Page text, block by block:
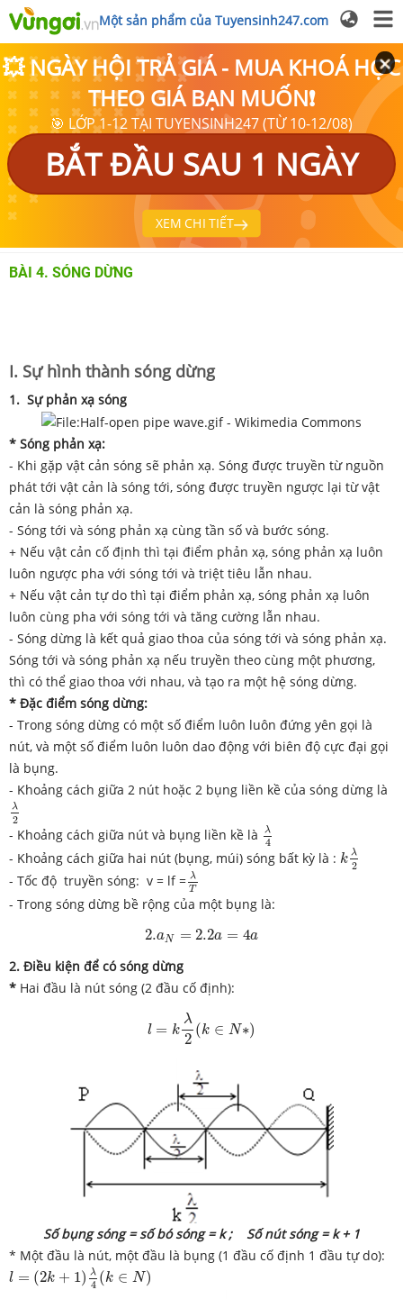
Một sản phẩm của Tuyensinh247.com
💥 NGÀY HỘI TRẢ GIÁ - MUA KHOÁ HỌC
THEO GIÁ BẠN MUỐN❗
🎯 LỚP 1-12 TẠI TUYENSINH247 (TỪ 10-12/08)
BẮT ĐẦU SAU 1 NGÀY
XEM CHI TIẾT
BÀI 4. SÓNG DỪNG
I. Sự hình thành sóng dừng
1. Sự phản xạ sóng
* Sóng phản xạ:
- Khi gặp vật cản sóng sẽ phản xạ. Sóng được truyền từ nguồn
phát tới vật cản là sóng tới, sóng được truyền ngược lại từ vật
cản là sóng phản xạ.
- Sóng tới và sóng phản xạ cùng tần số và bước sóng.
+ Nếu vật cản cố định thì tại điểm phản xạ, sóng phản xạ luôn
luôn ngược pha với sóng tới và triệt tiêu lẫn nhau.
+ Nếu vật cản tự do thì tại điểm phản xạ, sóng phản xạ luôn
luôn cùng pha với sóng tới và tăng cường lẫn nhau.
- Sóng dừng là kết quả giao thoa của sóng tới và sóng phản xạ.
Sóng tới và sóng phản xạ nếu truyền theo cùng một phương,
thì có thể giao thoa với nhau, và tạo ra một hệ sóng dừng.
* Đặc điểm sóng dừng:
- Trong sóng dừng có một số điểm luôn luôn đứng yên gọi là
nút, và một số điểm luôn luôn dao động với biên độ cực đại gọi
là bụng.
- Khoảng cách giữa 2 nút hoặc 2 bụng liền kề của sóng dừng là
λ
2
λ2
- Khoảng cách giữa nút và bụng liền kề là λ
4
λ
- Khoảng cách giữa hai nút (bụng, múi) sóng bất kỳ là : k λ
2
k λ
- Tốc độ truyền sóng: v = lf = λ
T
λT
- Trong sóng dừng bề rộng của một bụng là:
2.aN = 2.2a = 4a
2. 2.2a a
2. Điều kiện để có sóng dừng
* Hai đầu là nút sóng (2 đầu cố định):
l = k
λ
2
(k ∈ N∗)
2
Số bụng sóng = số bó sóng = k ; Số nút sóng = k + 1
* Một đầu là nút, một đầu là bụng (1 đầu cố định 1 đầu tự do):
l = (2k + 1) λ
4 (k ∈ N)
l=(2k+1)λ 4( k∈N)